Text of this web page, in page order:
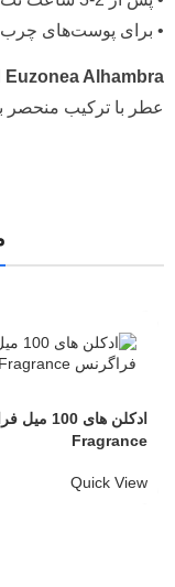
• برای پوست‌های چرب
Euzonea Alhambra
عطر با ترکیب منحصر
ادکلن های
Fragrance
Quick View